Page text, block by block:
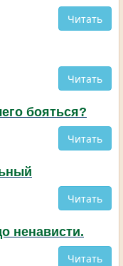
Читать
Читать
бояться?
Читать
Читать
ненависти.
Читать